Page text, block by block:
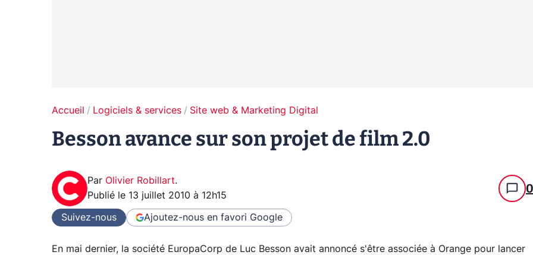
Accueil Logiciels & services Site web & Marketing Digital
Besson avance sur son projet de film 2.0
Par Olivier Robillart.
Publié le 13 juillet 2010 à 12h15 0
Suivez-nous Ajoutez-nous en favori Google
En mai dernier, la société EuropaCorp de Luc Besson avait annoncé s'être associée à Orange pour lancer